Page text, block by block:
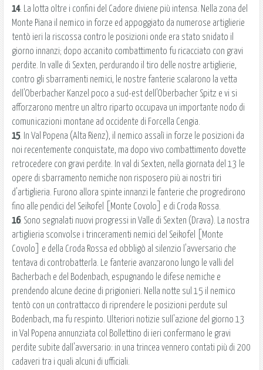
14. La lotta oltre i confini del Cadore diviene più intensa. Nella zona del
Monte Piana il nemico in forze ed appoggiato da numerose artiglierie
tentò ieri la riscossa contro le posizioni onde era stato snidato il
giorno innanzi; dopo accanito combattimento fu ricacciato con gravi
perdite. In valle di Sexten, perdurando il tiro delle nostre artiglierie,
contro gli sbarramenti nemici, le nostre fanterie scalarono la vetta
dell'Oberbacher Kanzel poco a sud-est dell'Oberbacher Spitz e vi si
afforzarono mentre un altro riparto occupava un importante nodo di
comunicazioni montane ad occidente di Forcella Cengia.
15. In Val Popena (Alta Rienz), il nemico assalì in forze le posizioni da
noi recentemente conquistate, ma dopo vivo combattimento dovette
retrocedere con gravi perdite. In val di Sexten, nella giornata del 13 le
opere di sbarramento nemiche non risposero più ai nostri tiri
d'artiglieria. Furono allora spinte innanzi le fanterie che progredirono
fino alle pendici del Seikofel [Monte Covolo] e di Croda Rossa.
16. Sono segnalati nuovi progressi in Valle di Sexten (Drava). La nostra
artiglieria sconvolse i trinceramenti nemici del Seikofel [Monte
Covolo] e della Croda Rossa ed obbligò al silenzio l'avversario che
tentava di controbatterla. Le fanterie avanzarono lungo le valli del
Bacherbach e del Bodenbach, espugnando le difese nemiche e
prendendo alcune decine di prigionieri. Nella notte sul 15 il nemico
tentò con un contrattacco di riprendere le posizioni perdute sul
Bodenbach, ma fu respinto. Ulteriori notizie sull'azione del giorno 13
in Val Popena annunziata col Bollettino di ieri confermano le gravi
perdite subite dall'avversario: in una trincea vennero contati più di 200
cadaveri tra i quali alcuni di ufficiali.